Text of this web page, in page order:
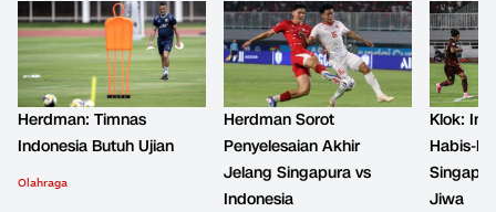
Herdman: Timnas
Indonesia Butuh Ujian
Olahraga
Herdman Sorot
Penyelesaian Akhir
Jelang Singapura vs
Indonesia
Klok:
Habis-
Jiwa